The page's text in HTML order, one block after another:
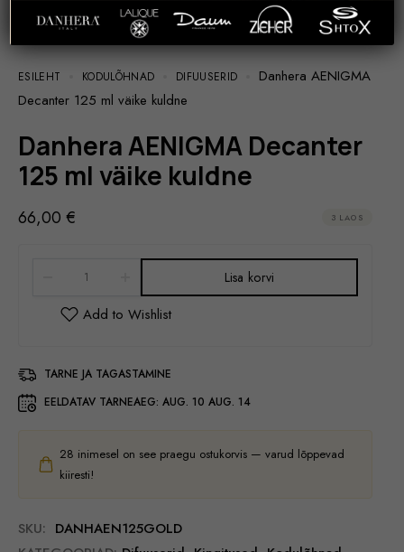
ESILEHT KODULÕHNAD DIFUUSERID
Danhera AENIGMA
Decanter 125 ml väike kuldne
Danhera AENIGMA Decanter
125 ml väike kuldne
66,00 € 3 LAOS
Lisa korvi
TARNE JA TAGASTAMINE
EELDATAV TARNEAEG: AUG. 10 AUG. 14
28 inimesel on see praegu ostukorvis — varud lõppevad
kiiresti!
SKU: DANHAEN125GOLD